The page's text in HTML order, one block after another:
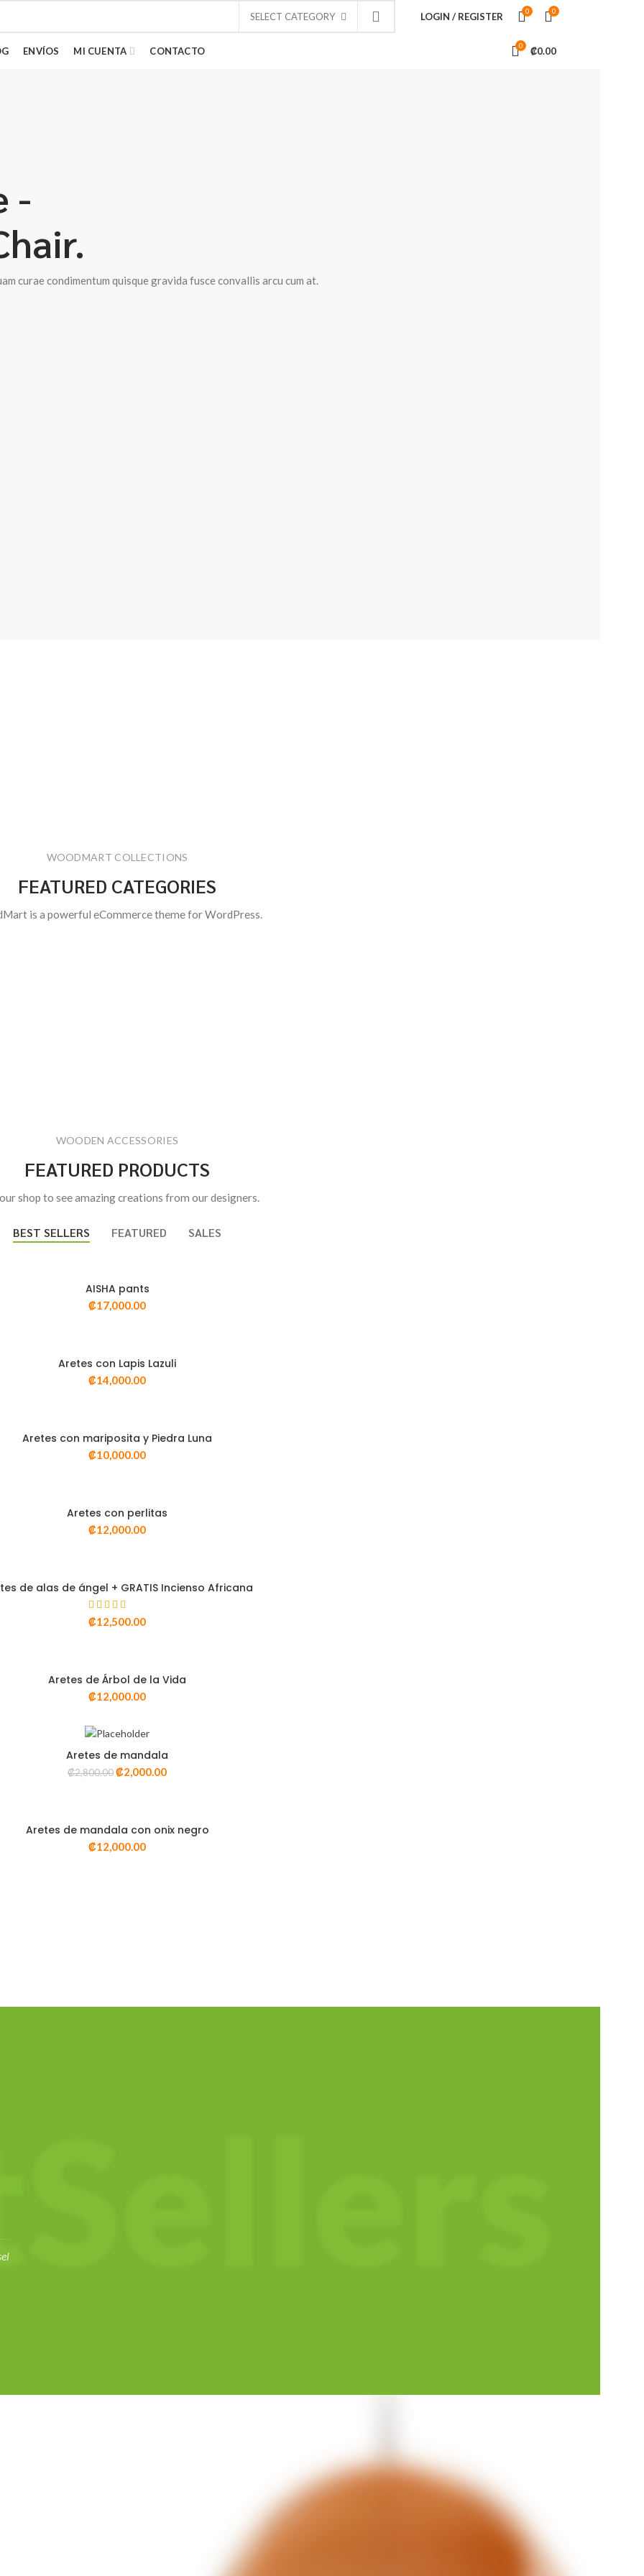
SELECT CATEGORY LOGIN / REGISTER 0 0
ENVÍOS MI CUENTA CONTACTO 0 ₡0.00
-
curae condimentum quisque gravida fusce convallis arcu cum at.
WOODMART COLLECTIONS
FEATURED CATEGORIES
is a powerful eCommerce theme for WordPress.
WOODEN ACCESSORIES
FEATURED PRODUCTS
shop to see amazing creations from our designers.
BEST SELLERS FEATURED SALES
SELECT OPTIONS
AISHA pants
₡17,000.00
ADD TO CART
Aretes con Lapis Lazuli
₡14,000.00
ADD TO CART
Aretes con mariposita y Piedra Luna
₡10,000.00
ADD TO CART
Aretes con perlitas
₡12,000.00
SELECT OPTIONS
VISTA RÁPIDA
de alas de ángel + GRATIS Incienso Africana
₡12,500.00
SELECT OPTIONS
Aretes de Árbol de la Vida
₡12,000.00
ADD TO CART
Aretes de mandala
₡2,800.00₡2,000.00
ADD TO CART
Aretes de mandala con onix negro
₡12,000.00